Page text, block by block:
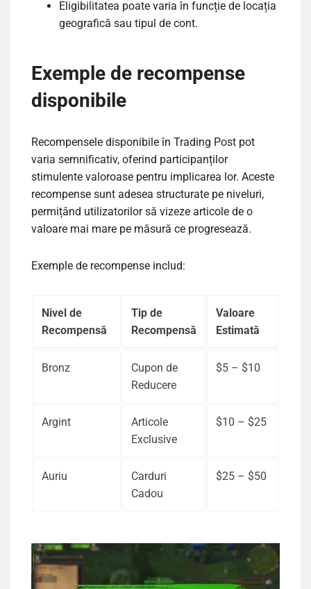
Eligibilitatea poate varia în funcție de locația
geografică sau tipul de cont.
Exemple de recompense
disponibile
Recompensele disponibile în Trading Post pot
varia semnificativ, oferind participanților
stimulente valoroase pentru implicarea lor. Aceste
recompense sunt adesea structurate pe niveluri,
permițând utilizatorilor să vizeze articole de o
valoare mai mare pe măsură ce progresează.
Exemple de recompense includ:
Nivel de
Recompensă
Tip de
Recompensă
Valoare
Estimată
Bronz
Cupon de
Reducere
$5 – $10
Argint
Articole
Exclusive
$10 – $25
Auriu
Carduri
Cadou
$25 – $50